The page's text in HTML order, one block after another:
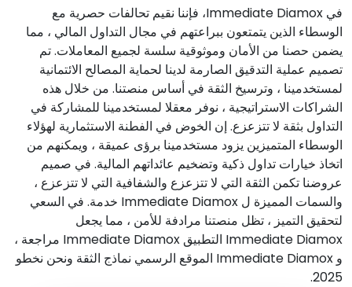
في Immediate Diamox، فإننا نقيم تحالفات حصرية مع
الوسطاء الذين يتمتعون ببراعتهم في مجال التداول المالي ، مما
يضمن حصنا من الأمان وموثوقية سلسة لجميع المعاملات. تم
تصميم عملية التدقيق الصارمة لدينا لحماية المصالح الائتمانية
لمستخدمينا ، وترسيخ الثقة في أساس منصتنا. من خلال هذه
الشراكات الاستراتيجية ، نوفر معقلا لمستخدمينا للمشاركة في
التداول بثقة لا تتزعزع. إن الخوض في الفطنة الاستثمارية لهؤلاء
الوسطاء المتميزين يزود مستخدمينا برؤى عميقة ، ويمكنهم من
اتخاذ خيارات تداول ذكية وتضخيم عائداتهم المالية. في صميم
عروضنا تكمن الثقة التي لا تتزعزع والشفافية التي لا تتزعزع ،
والسمات المميزة ل Immediate Diamox خدمة. في السعي
لتحقيق التميز ، تظل منصتنا مرادفة للأمن ، مما يجعل
Immediate Diamox التطبيق Immediate Diamox مراجعة ،
و Immediate Diamox الموقع الرسمي نماذج الثقة ونحن نخطو
2025
.